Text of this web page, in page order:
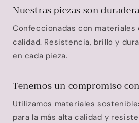
Nuestras piezas son
Confeccionadas con materiales
calidad. Resistencia, brillo y
en cada pieza.
Tenemos un compromiso
Utilizamos materiales
para la más alta calidad y